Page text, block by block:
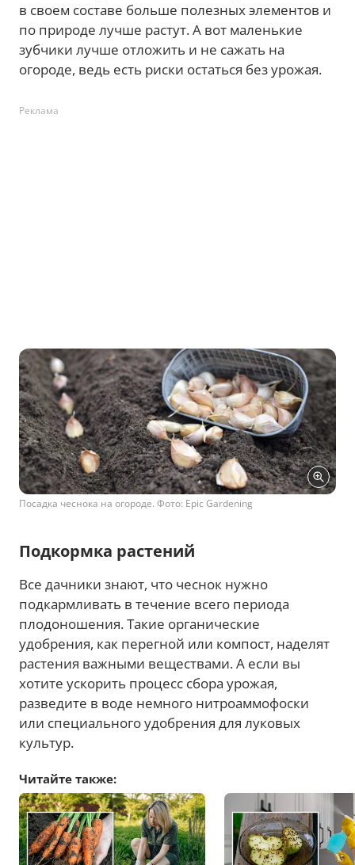
в своем составе больше полезных элементов и
по природе лучше растут. А вот маленькие
зубчики лучше отложить и не сажать на
огороде, ведь есть риски остаться без урожая.
Реклама
Посадка чеснока на огороде. Фото: Epic Gardening
Подкормка растений
Все дачники знают, что чеснок нужно
подкармливать в течение всего периода
плодоношения. Такие органические
удобрения, как перегной или компост, наделят
растения важными веществами. А если вы
хотите ускорить процесс сбора урожая,
разведите в воде немного нитроаммофоски
или специального удобрения для луковых
культур.
Читайте также: